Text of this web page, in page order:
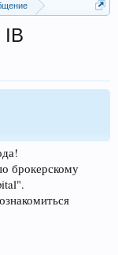
IB
брокерскому